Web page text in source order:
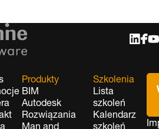
Produkty
BIM
Autodesk
Rozwiązania
Man and
Szkolenia
Lista
szkoleń
Kalendarz
szkoleń